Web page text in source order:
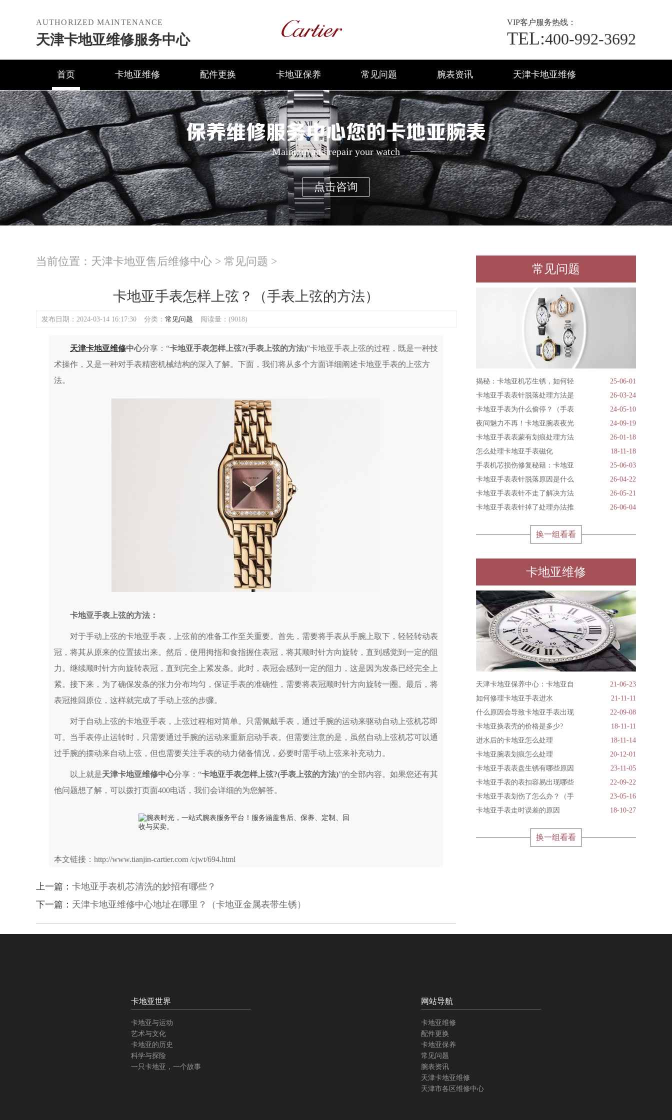
AUTHORIZED MAINTENANCE
天津卡地亚维修服务中心
VIP客户服务热线：
TEL:400-992-3692
首页 卡地亚维修 配件更换 卡地亚保养 常见问题 腕表资讯 天津卡地亚维修
保养维修服务中心您的卡地亚腕表
Maintain and repair your watch
点击咨询
当前位置： 天津卡地亚售后维修中心 > 常见问题 >
卡地亚手表怎样上弦？（手表上弦的方法）
发布日期：2024-03-14 16:17:30 分类： 常见问题 阅读量：(9018)
天津卡地亚维修中心分享：“卡地亚手表怎样上弦?(手表上弦的方法)”卡地亚手表上弦的过程，既是一种技
术操作，又是一种对手表精密机械结构的深入了解。下面，我们将从多个方面详细阐述卡地亚手表的上弦方
法。
卡地亚手表上弦的方法：
对于手动上弦的卡地亚手表，上弦前的准备工作至关重要。首先，需要将手表从手腕上取下，轻轻转动表
冠，将其从原来的位置拔出来。然后，使用拇指和食指握住表冠，将其顺时针方向旋转，直到感觉到一定的阻
力。继续顺时针方向旋转表冠，直到完全上紧发条。此时，表冠会感到一定的阻力，这是因为发条已经完全上
紧。接下来，为了确保发条的张力分布均匀，保证手表的准确性，需要将表冠顺时针方向旋转一圈。最后，将
表冠推回原位，这样就完成了手动上弦的步骤。
对于自动上弦的卡地亚手表，上弦过程相对简单。只需佩戴手表，通过手腕的运动来驱动自动上弦机芯即
可。当手表停止运转时，只需要通过手腕的运动来重新启动手表。但需要注意的是，虽然自动上弦机芯可以通
过手腕的摆动来自动上弦，但也需要关注手表的动力储备情况，必要时需手动上弦来补充动力。
以上就是天津卡地亚维修中心分享：“卡地亚手表怎样上弦?(手表上弦的方法)”的全部内容。如果您还有其
他问题想了解，可以拨打页面400电话，我们会详细的为您解答。
本文链接：http://www.tianjin-cartier.com /cjwt/694.html
上一篇： 卡地亚手表机芯清洗的妙招有哪些？
下一篇： 天津卡地亚维修中心地址在哪里？（卡地亚金属表带生锈）
常见问题
揭秘：卡地亚机芯生锈，如何轻
25-06-01
卡地亚手表表针脱落处理方法是
26-03-24
卡地亚手表为什么偷停？（手表
24-05-10
夜间魅力不再！卡地亚腕表夜光
24-09-19
卡地亚手表表蒙有划痕处理方法
26-01-18
怎么处理卡地亚手表磁化
18-11-18
手表机芯损伤修复秘籍：卡地亚
25-06-03
卡地亚手表表针脱落原因是什么
26-04-22
卡地亚手表表针不走了解决方法
26-05-21
卡地亚手表表针掉了处理办法推
26-06-04
换一组看看
卡地亚维修
天津卡地亚保养中心：卡地亚自
21-06-23
如何修理卡地亚手表进水
21-11-11
什么原因会导致卡地亚手表出现
22-09-08
卡地亚换表壳的价格是多少?
18-11-11
进水后的卡地亚怎么处理
18-11-14
卡地亚腕表划痕怎么处理
20-12-01
卡地亚手表表盘生锈有哪些原因
23-11-05
卡地亚手表的表扣容易出现哪些
22-09-22
卡地亚手表划伤了怎么办？（手
23-05-16
卡地亚手表走时误差的原因
18-10-27
换一组看看
卡地亚世界
卡地亚与运动
艺术与文化
卡地亚的历史
科学与探险
一只卡地亚，一个故事
网站导航
卡地亚维修
配件更换
卡地亚保养
常见问题
腕表资讯
天津卡地亚维修
天津市各区维修中心